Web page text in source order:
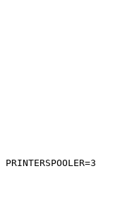
PRINTERSPOOLER=3